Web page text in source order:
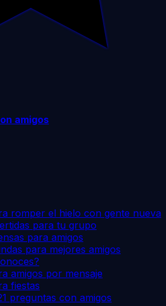
amigos
romper el hielo con gente nueva
para tu grupo
para amigos
para mejores amigos
amigos por mensaje
fiestas
preguntas con amigos